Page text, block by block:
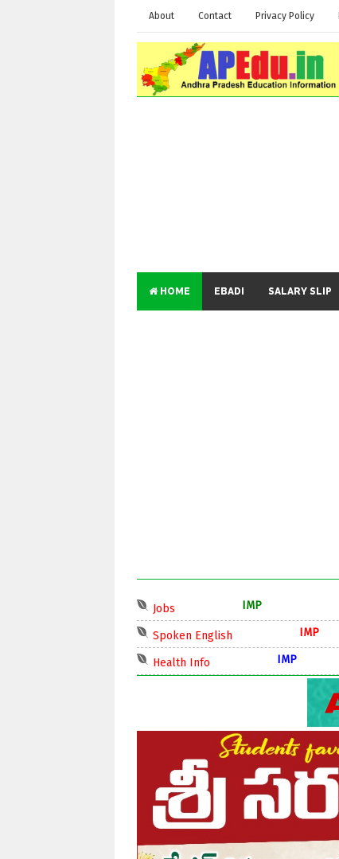
About Contact Privacy Policy
HOME EBADI SALARY SLIP
Jobs
Spoken English
Health Info